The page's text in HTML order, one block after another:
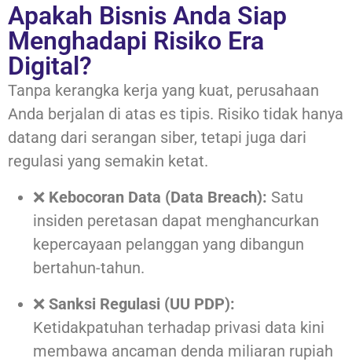
Apakah Bisnis Anda Siap
Menghadapi Risiko Era
Digital?
Tanpa kerangka kerja yang kuat, perusahaan
Anda berjalan di atas es tipis. Risiko tidak hanya
datang dari serangan siber, tetapi juga dari
regulasi yang semakin ketat.
❌ Kebocoran Data (Data Breach): Satu
insiden peretasan dapat menghancurkan
kepercayaan pelanggan yang dibangun
bertahun-tahun.
❌ Sanksi Regulasi (UU PDP):
Ketidakpatuhan terhadap privasi data kini
membawa ancaman denda miliaran rupiah